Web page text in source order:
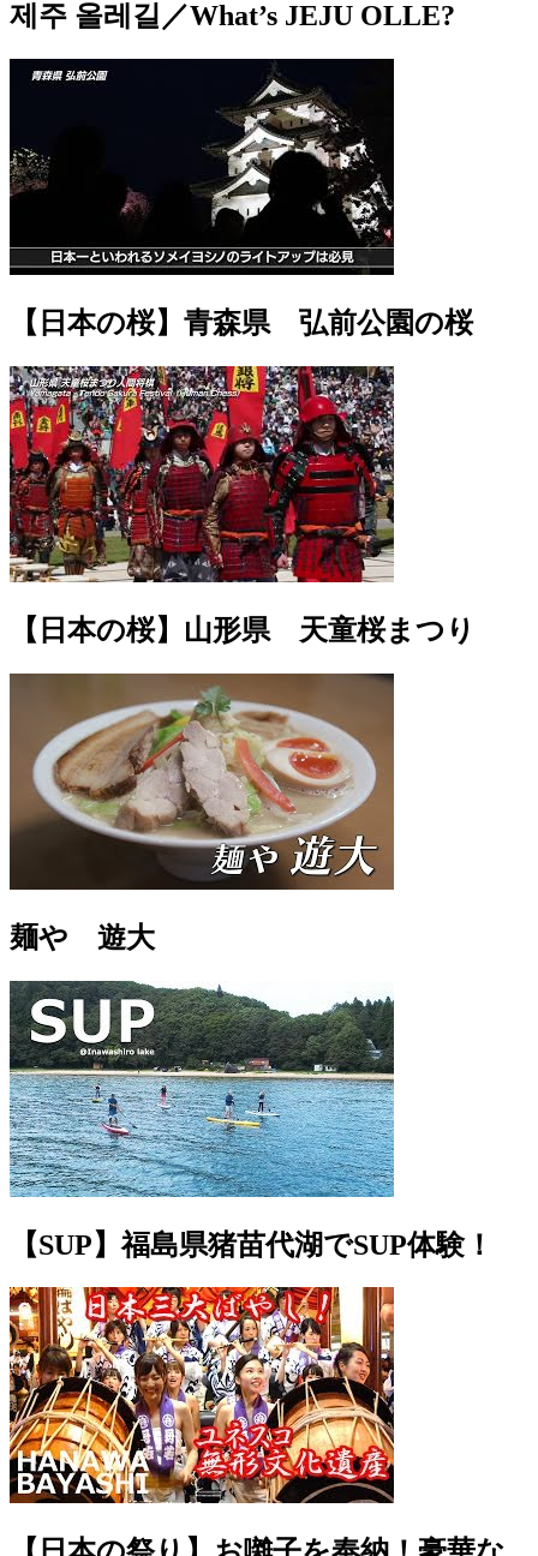
제주 올레길／What’s JEJU OLLE?
【日本の桜】青森県 弘前公園の桜
【日本の桜】山形県 天童桜まつり
麺や 遊大
【SUP】福島県猪苗代湖でSUP体験！